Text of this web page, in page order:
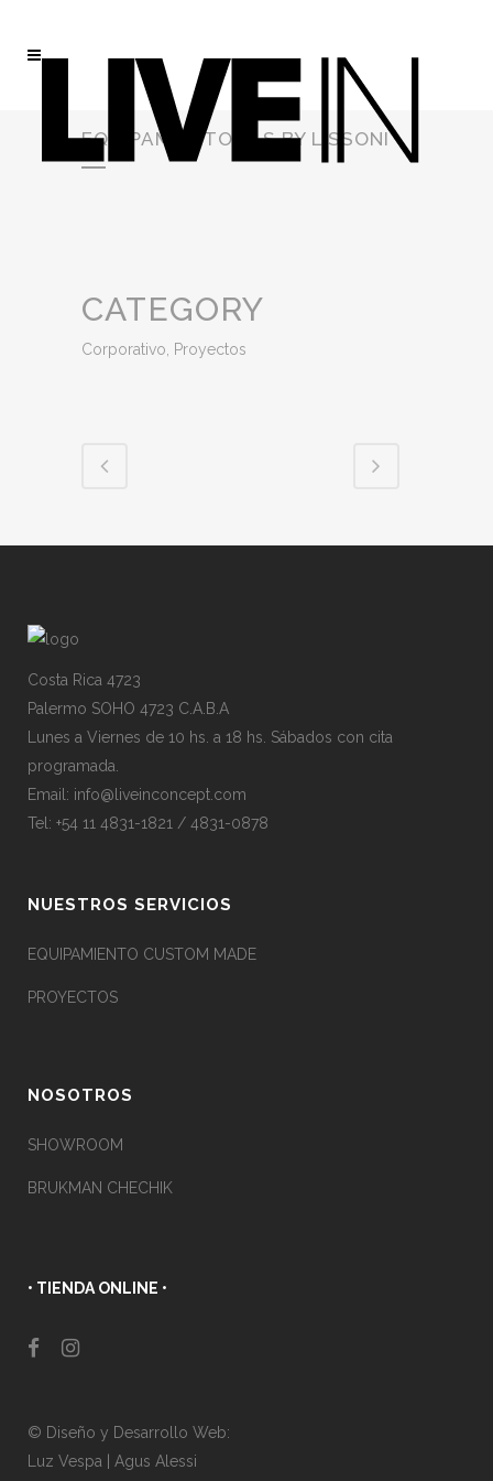
EQUIPAMIENTO SLS BY LISSONI
CATEGORY
Corporativo, Proyectos
Costa Rica 4723
Palermo SOHO 4723 C.A.B.A
Lunes a Viernes de 10 hs. a 18 hs. Sábados con cita
programada.
Email: info@liveinconcept.com
Tel: +54 11 4831-1821 / 4831-0878
NUESTROS SERVICIOS
EQUIPAMIENTO CUSTOM MADE
PROYECTOS
NOSOTROS
SHOWROOM
BRUKMAN CHECHIK
• TIENDA ONLINE •
© Diseño y Desarrollo Web:
Luz Vespa
Agus Alessi